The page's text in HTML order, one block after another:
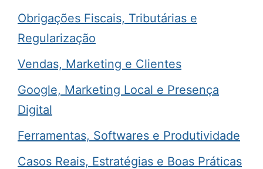
Obrigações Fiscais, Tributárias e
Regularização
Vendas, Marketing e Clientes
Google, Marketing Local e Presença
Digital
Ferramentas, Softwares e Produtividade
Casos Reais, Estratégias e Boas Práticas